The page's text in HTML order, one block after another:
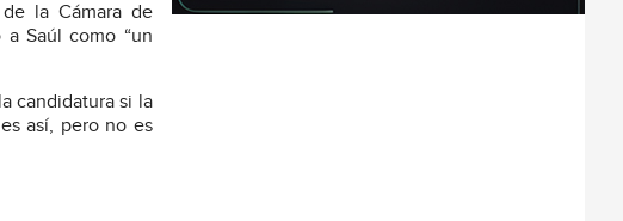
la Cámara de
Saúl como “un
candidatura si la
así, pero no es